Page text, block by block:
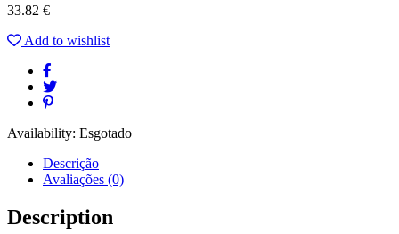
33.82 €
Add to wishlist
Availability: Esgotado
Descrição
Avaliações (0)
Description